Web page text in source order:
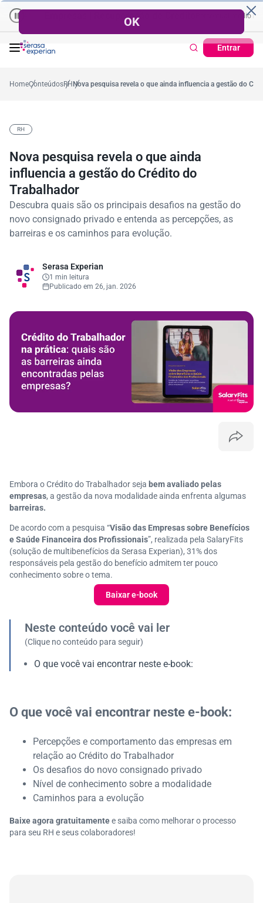
-5,4% Empresas | Recuperação de Crédito Percentual médio no ano
Entrar
no ano Cartão de Crédito |
HomeConteúdosRH Nova pesquisa revela o que ainda influencia a gestão do
RH
Nova pesquisa revela o que ainda
influencia a gestão do Crédito do
Trabalhador
Descubra quais são os principais desafios na gestão do
novo consignado privado e entenda as percepções, as
barreiras e os caminhos para evolução.
Serasa Experian
1 min leitura
Publicado em 26, jan. 2026
Embora o Crédito do Trabalhador seja bem avaliado pelas
empresas, a gestão da nova modalidade ainda enfrenta algumas
barreiras.
De acordo com a pesquisa “Visão das Empresas sobre Benefícios
e Saúde Financeira dos Profissionais”, realizada pela SalaryFits
(solução de multibenefícios da Serasa Experian), 31% dos
responsáveis pela gestão do benefício admitem ter pouco
conhecimento sobre o tema.
Baixar e-book
Neste conteúdo você vai ler
(Clique no conteúdo para seguir)
O que você vai encontrar neste e-book:
O que você vai encontrar neste e-book:
Percepções e comportamento das empresas em
relação ao Crédito do Trabalhador
Os desafios do novo consignado privado
Nível de conhecimento sobre a modalidade
Caminhos para a evolução
Baixe agora gratuitamentee saiba como melhorar o processo
para seu RH e seus colaboradores!